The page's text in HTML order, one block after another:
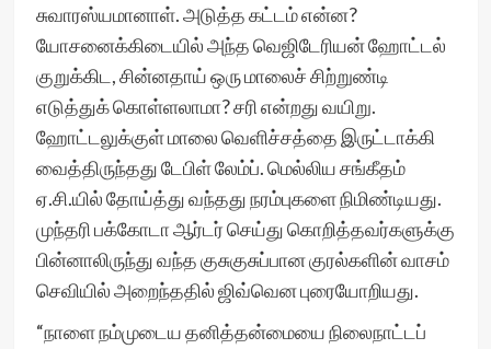
சுவாரஸ்யமானாள். அடுத்த கட்டம் என்ன?
யோசனைக்கிடையில் அந்த வெஜிடேரியன் ஹோட்டல்
குறுக்கிட, சின்னதாய் ஒரு மாலைச் சிற்றுண்டி
எடுத்துக் கொள்ளலாமா? சரி என்றது வயிறு.
ஹோட்டலுக்குள் மாலை வெளிச்சத்தை இருட்டாக்கி
வைத்திருந்தது டேபிள் லேம்ப். மெல்லிய சங்கீதம்
ஏ.சி.யில் தோய்த்து வந்தது நரம்புகளை நிமிண்டியது.
முந்தரி பக்கோடா ஆர்டர் செய்து கொறித்தவர்களுக்கு
பின்னாலிருந்து வந்த குசுகுசுப்பான குரல்களின் வாசம்
செவியில் அறைந்ததில் ஜிவ்வென புரையோறியது.
“நாளை நம்முடைய தனித்தன்மையை நிலைநாட்டப்